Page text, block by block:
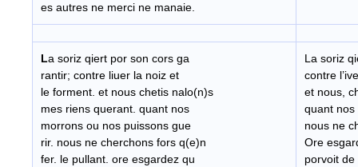
es autres ne merci ne manaie.
La soriz qiert por son cors ga
rantir; contre liuer la noiz et
le forment. et nous chetis nalo(n)s
mes riens querant. quant nos
morrons ou nos puissons gue
rir. nous ne cherchons fors q(e)n
fer. le pullant. ore esgardez qu
La soriz
contre
et nous,
quant nos
nous ne
Ore
porvoit